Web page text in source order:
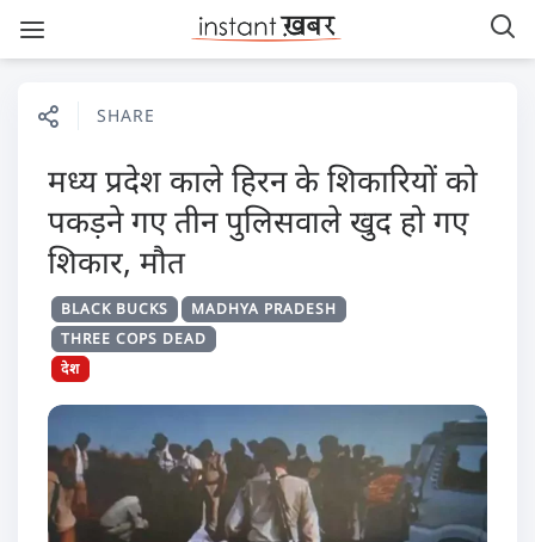
SHARE
मध्य प्रदेश काले हिरन के शिकारियों को
पकड़ने गए तीन पुलिसवाले खुद हो गए
शिकार, मौत
BLACK BUCKS
MADHYA PRADESH
THREE COPS DEAD
देश